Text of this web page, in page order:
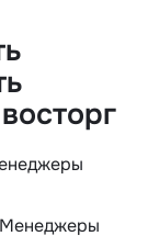
Менеджеры